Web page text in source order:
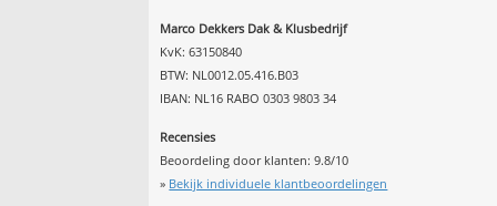
Marco Dekkers Dak & Klusbedrijf
KvK: 63150840
BTW: NL0012.05.416.B03
IBAN: NL16 RABO 0303 9803 34
Recensies
Beoordeling door klanten:9.8/10
» Bekijk individuele klantbeoordelingen